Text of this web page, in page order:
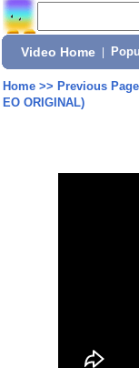
Video Home
Home>> Previous Page
EO ORIGINAL)